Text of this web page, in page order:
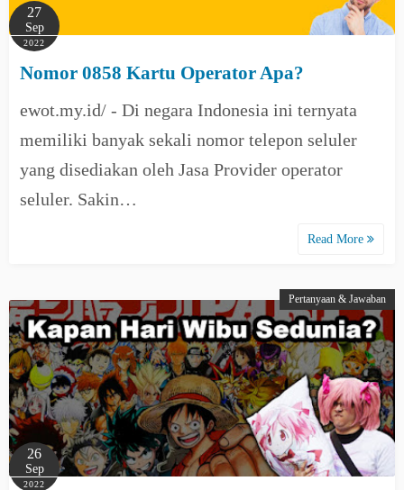
27
Sep
2022
Nomor 0858 Kartu Operator Apa?
ewot.my.id/ - Di negara Indonesia ini ternyata
memiliki banyak sekali nomor telepon seluler
yang disediakan oleh Jasa Provider operator
seluler. Sakin…
Read More
Pertanyaan & Jawaban
26
Sep
2022